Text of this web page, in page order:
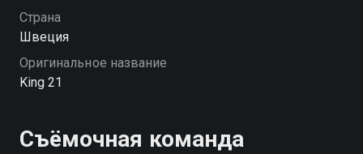
Страна
Швеция
Оригинальное название
King 21
Съёмочная команда